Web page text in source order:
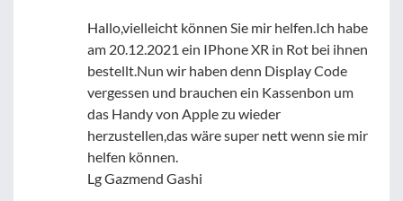
Hallo,vielleicht können Sie mir helfen.Ich habe
am 20.12.2021 ein IPhone XR in Rot bei ihnen
bestellt.Nun wir haben denn Display Code
vergessen und brauchen ein Kassenbon um
das Handy von Apple zu wieder
herzustellen,das wäre super nett wenn sie mir
helfen können.
Lg Gazmend Gashi